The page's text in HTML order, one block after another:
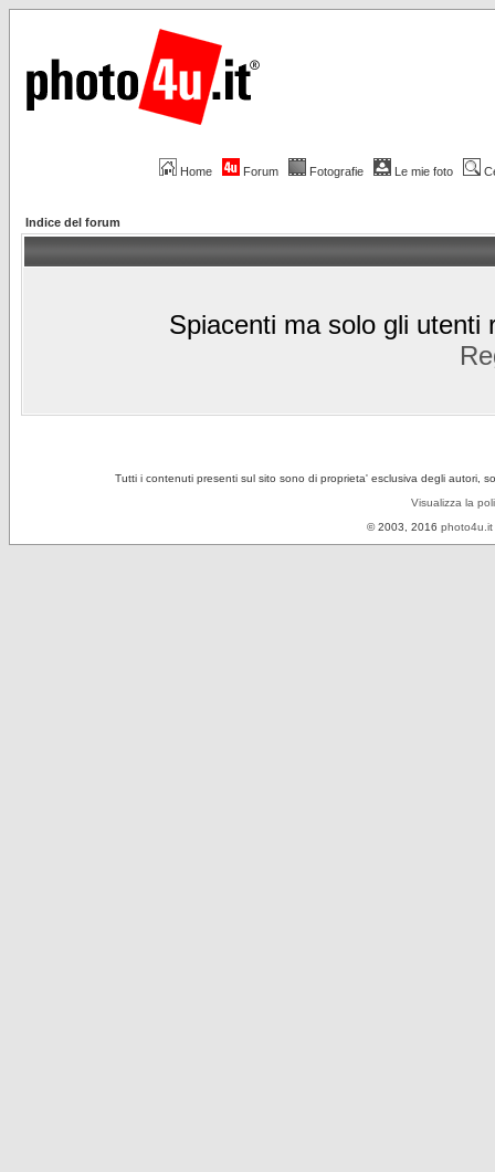
Home Forum Fotografie Le mie foto
Indice del forum
Spiacenti ma solo gli utenti
Tutti i contenuti presenti sul sito sono di proprieta' esclusiva degli autori,
Visualizza la
© 2003, 2016 photo4u.it